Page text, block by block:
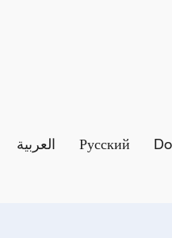
العربية Русский